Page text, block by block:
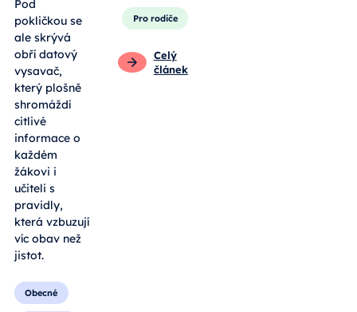
Pod
pokličkou se
ale skrývá
obří datový
vysavač,
který plošně
shromáždí
citlivé
informace o
každém
žákovi i
učiteli s
pravidly,
která vzbuzují
víc obav než
jistot.
Obecné
Pro rodiče
Celý
článek